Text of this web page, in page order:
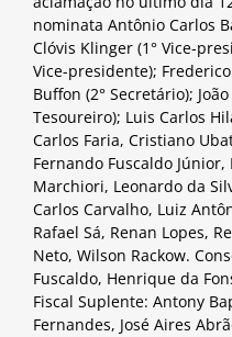
nominata Antônio Carlos
Clóvis Klinger (1° Vice-
Vice-presidente);
Buffon (2° Secretário);
Tesoureiro); Luis Carlos
Carlos Faria, Cristiano
Fernando Fuscaldo
Marchiori, Leonardo da
Carlos Carvalho, Luiz
Rafael Sá, Renan Lopes,
Neto, Wilson Rackow.
Fuscaldo, Henrique da
Fiscal Suplente: Antony
Fernandes, José Aires